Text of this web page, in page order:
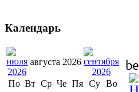
Календарь
августа 2026
По Вт Ср Че Пя Су Во